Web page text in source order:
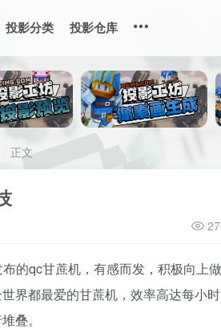
投影分类 投影仓库
正文
的qc甘蔗机，有感而发，积极向上
界都最爱的甘蔗机，效率高达每小
叠。